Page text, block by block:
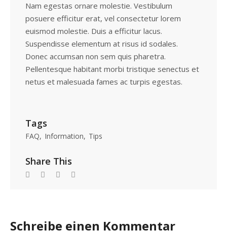
Nam egestas ornare molestie. Vestibulum
posuere efficitur erat, vel consectetur lorem
euismod molestie. Duis a efficitur lacus.
Suspendisse elementum at risus id sodales.
Donec accumsan non sem quis pharetra.
Pellentesque habitant morbi tristique senectus et
netus et malesuada fames ac turpis egestas.
Tags
FAQ Information Tips
Share This
Schreibe einen Kommentar